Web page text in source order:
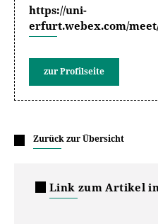
https://uni-
erfurt.webex.com/
zur Profilseite
Zurück zur Übersicht
Link zum Artikel